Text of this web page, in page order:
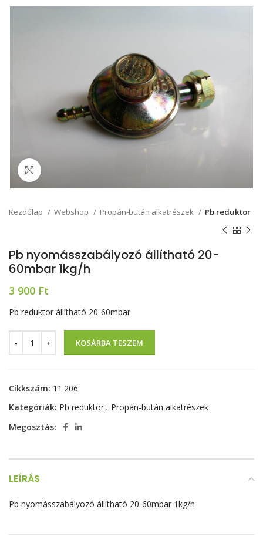
Kezdőlap Webshop Propán-bután alkatrészek Pb reduktor
Pb nyomásszabályozó állítható 20-
60mbar 1kg/h
3 900 Ft
Pb reduktor állítható 20-60mbar
KOSÁRBA TESZEM
Cikkszám: 11.206
Kategóriák: Pb reduktor, Propán-bután alkatrészek
Megosztás:
LEÍRÁS
Pb nyomásszabályozó állítható 20-60mbar 1kg/h